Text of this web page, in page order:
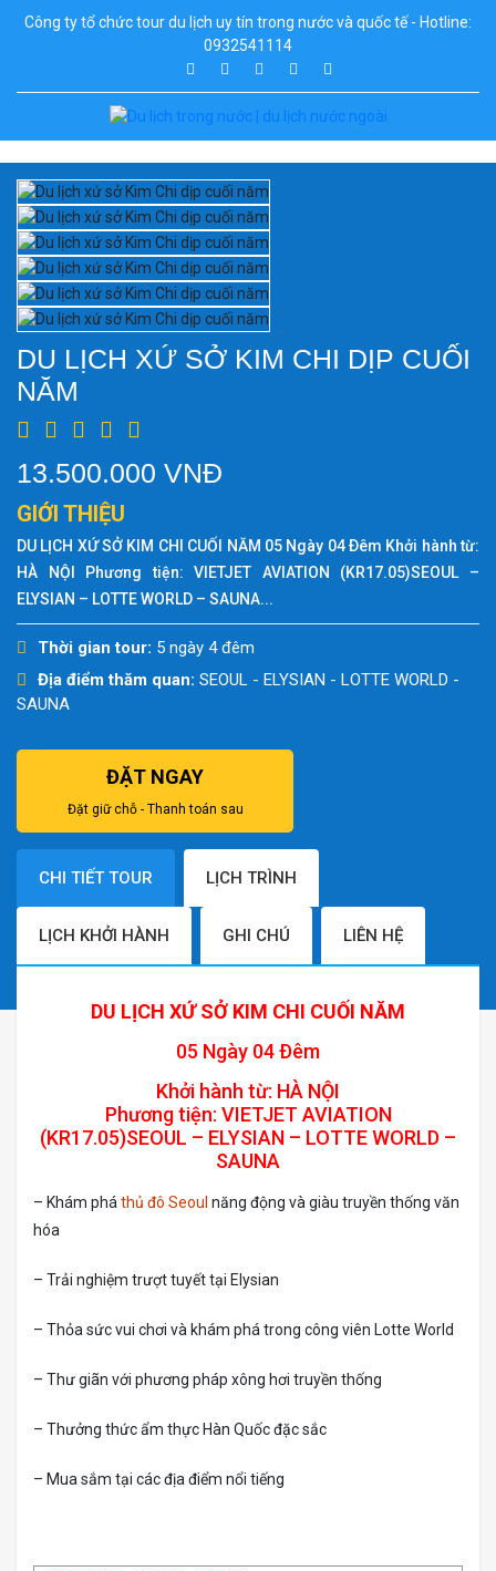
Công ty tổ chức tour du lịch uy tín trong nước và quốc tế - Hotline:
0932541114
DU LỊCH XỨ SỞ KIM CHI DỊP CUỐI
NĂM
13.500.000 VNĐ
GIỚI THIỆU
DU LỊCH XỨ SỞ KIM CHI CUỐI NĂM 05 Ngày 04 Ðêm Khởi hành từ:
HÀ NỘI Phương tiện: VIETJET AVIATION (KR17.05)SEOUL –
ELYSIAN – LOTTE WORLD – SAUNA...
Thời gian tour: 5 ngày 4 đêm
Địa điểm thăm quan: SEOUL - ELYSIAN - LOTTE WORLD -
SAUNA
ĐẶT NGAY
Đặt giữ chỗ - Thanh toán sau
CHI TIẾT TOUR LỊCH TRÌNH
LỊCH KHỞI HÀNH GHI CHÚ LIÊN HỆ
DU LỊCH XỨ SỞ KIM CHI CUỐI NĂM
05 Ngày 04 Ðêm
Khởi hành từ: HÀ NỘI
Phương tiện: VIETJET AVIATION
(KR17.05)SEOUL – ELYSIAN – LOTTE WORLD –
SAUNA
– Khám phá thủ đô Seoul năng động và giàu truyền thống văn
hóa
– Trải nghiệm trượt tuyết tại Elysian
– Thỏa sức vui chơi và khám phá trong công viên Lotte World
– Thư giãn với phương pháp xông hơi truyền thống
– Thưởng thức ẩm thực Hàn Quốc đặc sắc
– Mua sắm tại các địa điểm nổi tiếng